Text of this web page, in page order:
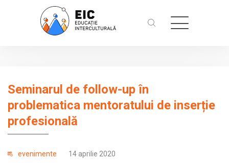
Seminarul de follow-up în
problematica mentoratului de inserție
profesională
evenimente 14 aprilie 2020